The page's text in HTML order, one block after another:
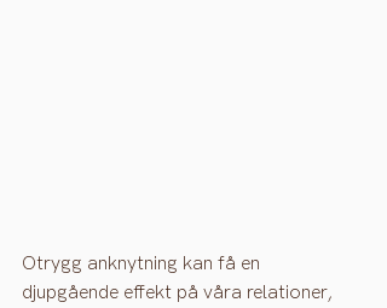
Otrygg anknytning kan få en
djupgående effekt på våra relationer,